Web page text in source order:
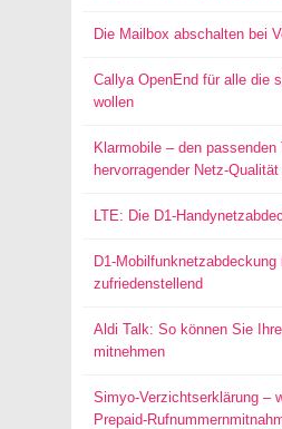
Die Mailbox abschalten bei
Callya OpenEnd für alle die
wollen
Klarmobile – den passenden
hervorragender Netz-
LTE: Die D1-
D1-Mobilfunknetzabdeckung
zufriedenstellend
Aldi Talk: So können Sie
mitnehmen
Simyo-Verzichtserklärung –
Prepaid-